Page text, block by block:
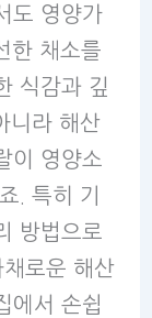
도 영양가
한 채소를
식감과 깊
니라 해산
이 영양소
. 특히 기
방법으로
로운 해산
에서 손쉽